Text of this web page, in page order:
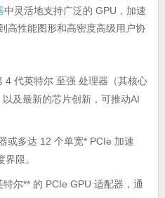
中灵活地支持广泛的 GPU，加速
高性能图形和高密度高级用户协
4 代英特尔 至强 处理器（其核心
及最新的芯片创新，可推动AI
或多达 12 个单宽* PCIe 加速
限。
尔** 的 PCIe GPU 适配器，通